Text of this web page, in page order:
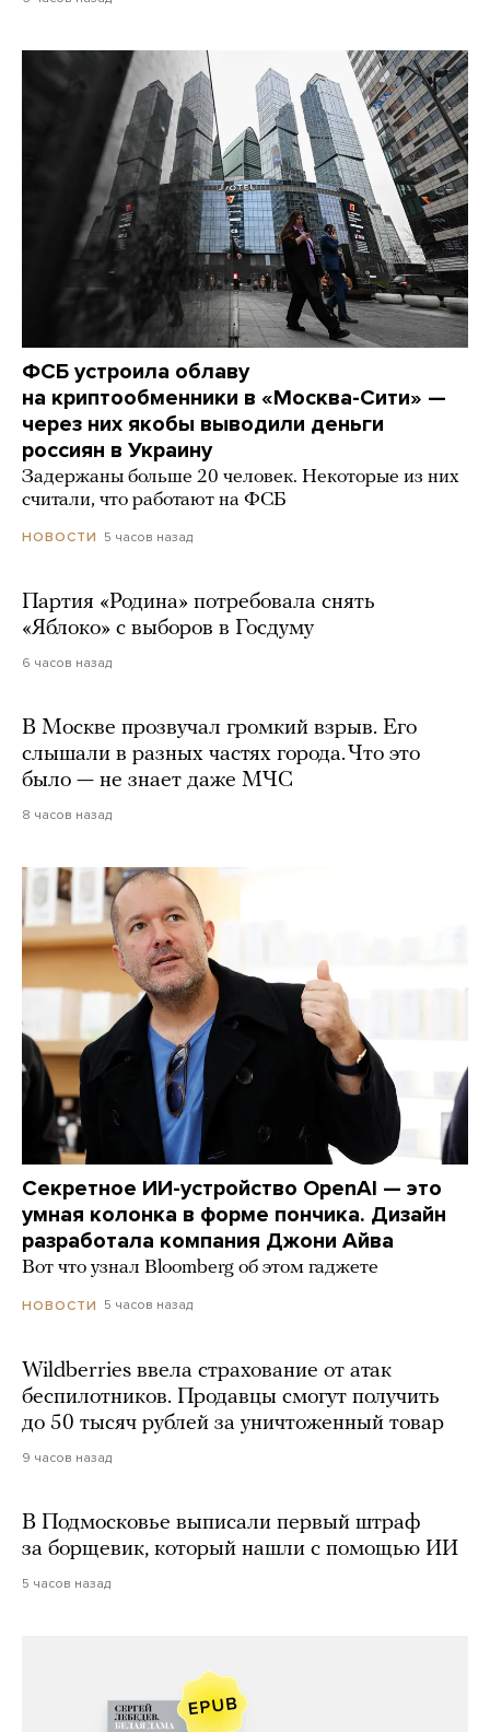
ФСБ устроила облаву
на криптообменники в «Москва-Сити» —
через них якобы выводили деньги
россиян в Украину
Задержаны больше 20 человек. Некоторые из них
считали, что работают на ФСБ
НОВОСТИ 5 часов назад
Партия «Родина» потребовала снять
«Яблоко» с выборов в Госдуму
6 часов назад
В Москве прозвучал громкий взрыв. Его
слышали в разных частях города. Что это
было — не знает даже МЧС
8 часов назад
Секретное ИИ-устройство OpenAI — это
умная колонка в форме пончика. Дизайн
разработала компания Джони Айва
Вот что узнал Bloomberg об этом гаджете
НОВОСТИ 5 часов назад
Wildberries ввела страхование от атак
беспилотников. Продавцы смогут получить
до 50 тысяч рублей за уничтоженный товар
9 часов назад
В Подмосковье выписали первый штраф
за борщевик, который нашли с помощью ИИ
5 часов назад